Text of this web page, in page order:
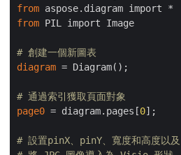
from
from PIL import Image
# 創建一個新圖表
diagram = Diagram();
# 通過索引獲取頁面對象
page0 = diagram.pages[0];
# 設置pinX、pinY、寬度和高度以及